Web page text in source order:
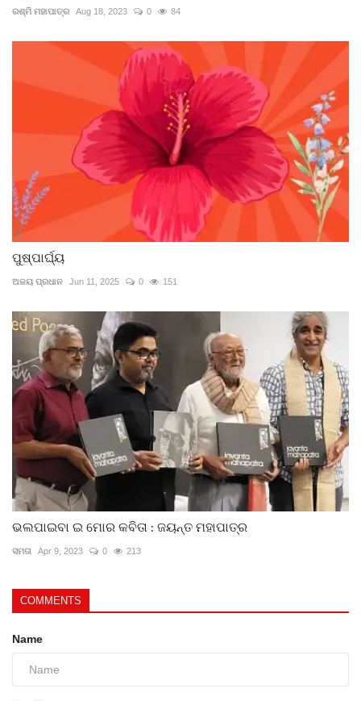
ରଶ୍ମି ମହାପାତ୍ର Aug 18, 2023 0 84
ପୁଷ୍ପାର୍ଘ୍ୟ
ଅଜୟ ପ୍ରଧାନ Jun 11, 2025 0 151
ଭଲପାଇବା ଇ ମୋର କବିତା : ଜୟନ୍ତ ମହାପାତ୍ର
ସମତା Apr 9, 2023 0 213
COMMENTS
Name